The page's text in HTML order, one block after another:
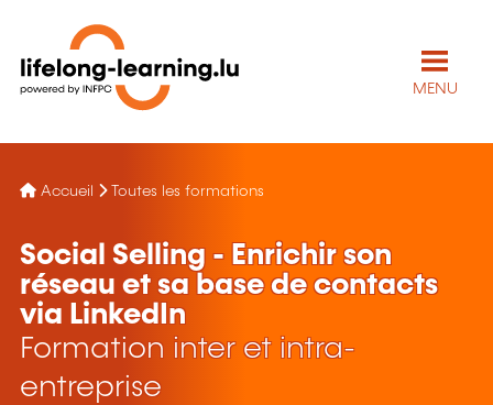
MENU
Accueil Toutes les formations
Social Selling - Enrichir son
réseau et sa base de contacts
via LinkedIn
Formation inter et intra-
entreprise